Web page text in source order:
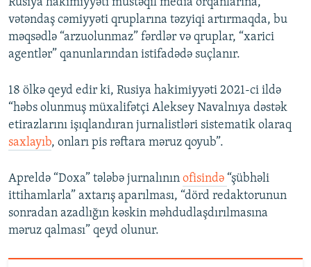
vətəndaş cəmiyyəti qruplarına təzyiqi artırmaqda, bu
məqsədlə “arzuolunmaz” fərdlər və qruplar, “xarici
agentlər” qanunlarından istifadədə suçlanır.
18 ölkə qeyd edir ki, Rusiya hakimiyyəti 2021-ci ildə
“həbs olunmuş müxalifətçi Aleksey Navalnıya dəstək
etirazlarını işıqlandıran jurnalistləri sistematik olaraq
saxlayıb, onları pis rəftara məruz qoyub”.
Apreldə “Doxa” tələbə jurnalının ofisində “şübhəli
ittihamlarla” axtarış aparılması, “dörd redaktorunun
sonradan azadlığın kəskin məhdudlaşdırılmasına
məruz qalması” qeyd olunur.